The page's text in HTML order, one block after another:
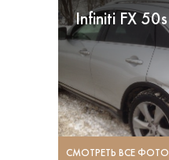
Infiniti FX 50s
СМОТРЕТЬ ВСЕ ФОТО